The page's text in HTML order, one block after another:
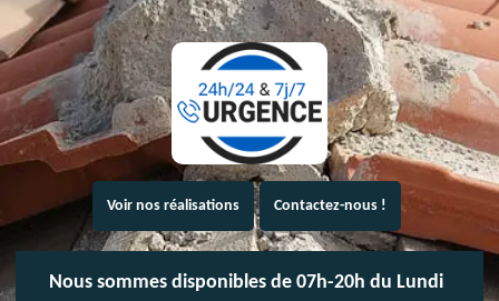
Voir nos réalisations Contactez-nous !
Nous sommes disponibles de 07h-20h du Lundi